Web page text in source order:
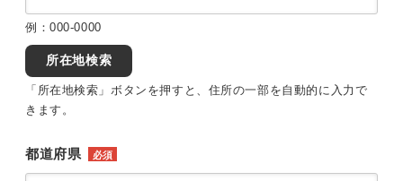
例：000-0000
所在地検索
「所在地検索」ボタンを押すと、住所の一部を自動的に入力で
きます。
都道府県 必須